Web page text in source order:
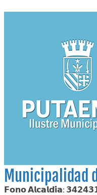
to
Municipalidad
𝗙𝗼𝗻𝗼 𝗔𝗹𝗰𝗮𝗹𝗱𝗶́𝗮: